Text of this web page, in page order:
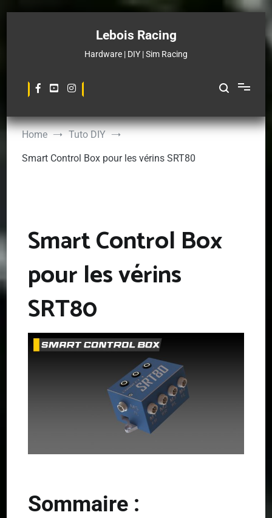
Lebois Racing
Hardware | DIY | Sim Racing
Home Tuto DIY
Smart Control Box pour les vérins SRT80
Smart Control Box
pour les vérins
SRT80
Sommaire :